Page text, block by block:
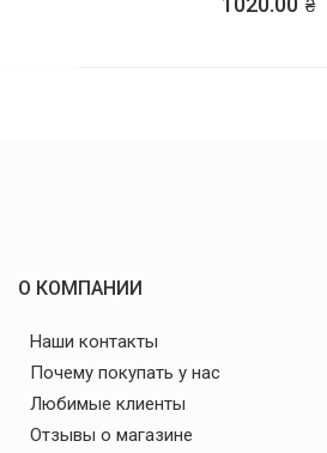
О КОМПАНИИ
Наши контакты
Почему покупать у нас
Любимые клиенты
Отзывы о магазине